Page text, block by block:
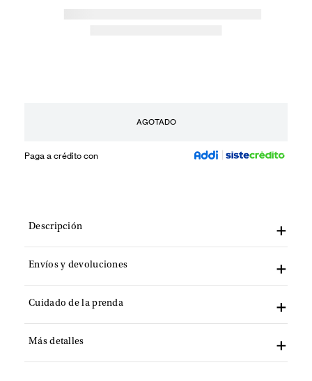
AGOTADO
Paga a crédito con
Descripción
Envíos y devoluciones
Cuidado de la prenda
Más detalles